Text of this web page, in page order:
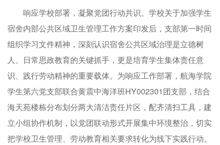
响应学校部署，凝聚党团行动共识。学校关于加强学生
宿舍内部公共区域卫生管理工作方案印发后，支部第一时间
组织学习文件精神，深刻认识宿舍公共区域治理是立德树
人、日常思政教育的关键抓手，更是培育学生集体责任意
识、践行劳动精神的重要载体。为响应工作部署，航海学院
学生第六党支部联合黄震中海洋班HY002301团支部，结合
海天苑楼栋分布划分两大清洁责任片区，配齐清扫工具，建
立小组协作机制，以党团联动形式开展集中环境整治，切实
把学校卫生管理、劳动教育相关要求转化为线下实践行动。